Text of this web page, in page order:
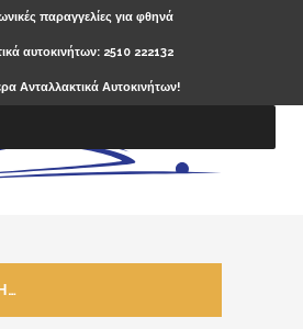
παραγγελίες για φθηνά
αυτοκινήτων: 2510 222132
Ανταλλακτικά Αυτοκινήτων!